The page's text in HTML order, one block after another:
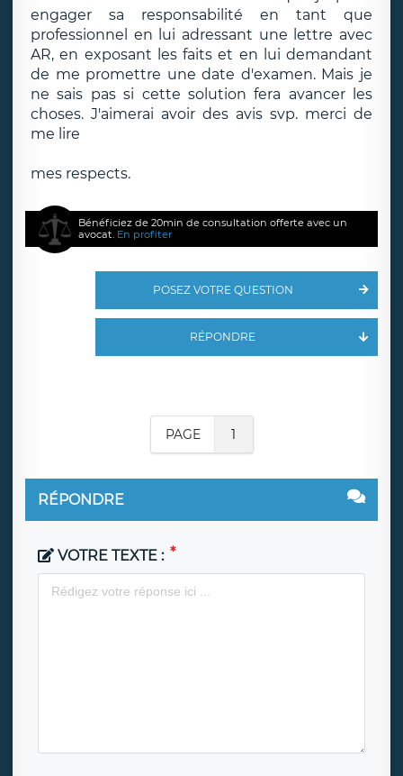
engager sa responsabilité en tant que
professionnel en lui adressant une lettre avec
AR, en exposant les faits et en lui demandant
de me promettre une date d'examen. Mais je
ne sais pas si cette solution fera avancer les
choses. J'aimerai avoir des avis svp. merci de
me lire
mes respects.
Bénéficiez de 20min de consultation offerte avec un
avocat. En profiter
POSEZ VOTRE QUESTION
RÉPONDRE
PAGE 1
RÉPONDRE
VOTRE TEXTE :